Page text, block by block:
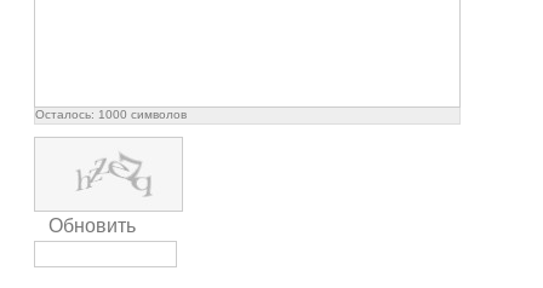
Осталось: 1000 символов
Обновить